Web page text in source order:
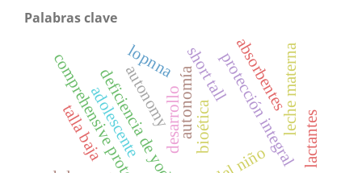
Palabras clave
bioética
autonomía protección integral
adolescenteautonomy
comprehensive protection
lopnna
deficiencia de yodo leche materna
talla baja
short tall
lactantes
desarrollo
absorbentes